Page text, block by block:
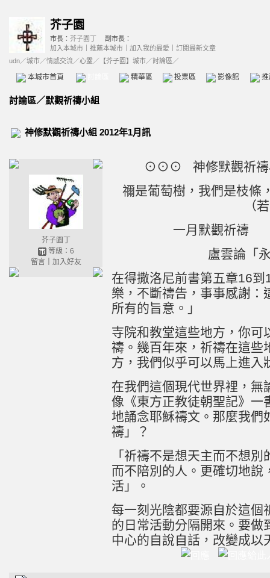
芥子園
市長： 芥子園丁
副市長：
加入本城市
推薦本城市 加入我的最愛
訂閱最新文章
udn／城市／情感交流／心靈 ／ 【芥子園】城市／討論區／
本城市首頁 精華區 投票區 影像館
討論區／默觀祈禱小組
神修默觀祈禱小組 2012年1月訊
芥子園丁
等級：6
留言｜ 加入好友
⊙⊙⊙ 神修默觀祈
禰是葡萄樹，我們是枝條
（
一月默觀祈禱
盧雲論「
在得撒洛尼前書第五章16
樂，不斷禱告，事事感謝：
所有的旨意。」
寺院和教堂這些地方，你可
禱。幾百年來，祈禱在這些
方，我們似乎可以馬上進入
在我們這個現代世界裡，無
像《東方正教徒朝聖記》一
地誦念耶穌禱文。那麼我們
禱」？
「祈禱不是想天主而不想
而不陪別的人。更確切地說
活」。
每一刻光陰都要源自於這個
的日常活動分隔開來。要做
中心的自說自話，改變成以